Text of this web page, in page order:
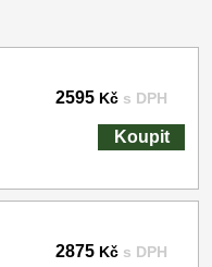
2595 Kč s DPH
Koupit
2875 Kč s DPH